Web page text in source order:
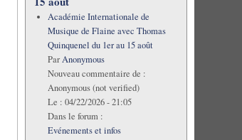
Académie Internationale de
Musique de Flaine avec Thomas
Quinquenel du 1er au 15 août
ParAnonymous
Nouveau commentaire de :
Anonymous (not verified)
Le : 04/22/2026 - 21:05
Dans le forum :
Evénements et infos